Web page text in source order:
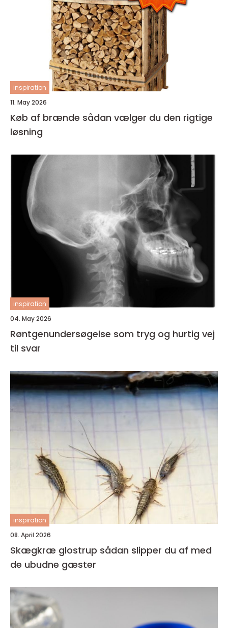
inspiration
11. May 2026
Køb af brænde sådan vælger du den rigtige
løsning
inspiration
04. May 2026
Røntgenundersøgelse som tryg og hurtig vej
til svar
inspiration
08. April 2026
Skægkræ glostrup sådan slipper du af med
de ubudne gæster